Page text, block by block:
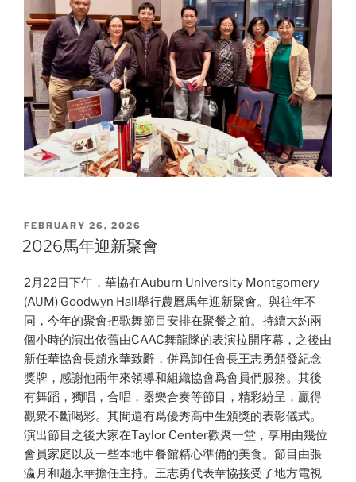
POSTED
ON
FEBRUARY 26, 2026
2026馬年迎新聚會
2月22日下午，華協在Auburn University Montgomery
(AUM) Goodwyn Hall舉行農曆馬年迎新聚會。與往年不
同，今年的聚會把歌舞節目安排在聚餐之前。持續大約兩
個小時的演出依舊由CAAC舞龍隊的表演拉開序幕，之後由
新任華協會長趙永華致辭，併爲卸任會長王志勇頒發紀念
獎牌，感謝他兩年來領導和組織協會爲會員們服務。其後
有舞蹈，獨唱，合唱，器樂合奏等節目，精彩紛呈，贏得
觀衆不斷喝彩。其間還有爲優秀高中生頒獎的表彰儀式。
演出節目之後大家在Taylor Center歡聚一堂，享用由幾位
會員家庭以及一些本地中餐館精心準備的美食。節目由張
瀛月和趙永華擔任主持。王志勇代表華協接受了地方電視